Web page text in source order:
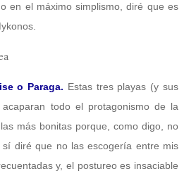
en el máximo simplismo, diré que es
o Paraga. Estas tres playas (y sus
todo el protagonismo de la
más bonitas porque, como digo, no
diré que no las escogería entre mis
y, el postureo es insaciable